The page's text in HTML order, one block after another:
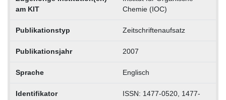
am KIT
Chemie (IOC)
Publikationstyp Zeitschriftenaufsatz
Publikationsjahr 2007
Sprache Englisch
Identifikator
ISSN: 1477-0520, 1477-